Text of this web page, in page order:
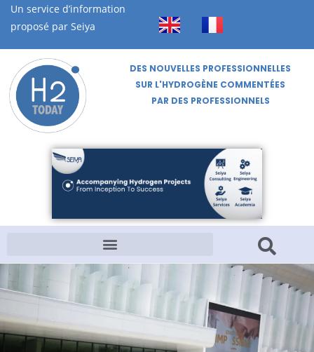
Un service d’information
proposé par Seiya
DES NOUVELLES PROFESSIONNELLES
SUR L'HYDROGÈNE COMMENTÉES
PAR DES PROFESSIONNELS